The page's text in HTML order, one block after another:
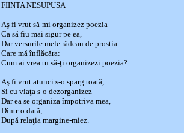
FIINTA NESUPUSA
Aş fi vrut să-mi organizez poezia
Ca să fiu mai sigur pe ea,
Dar versurile mele râdeau de prostia
Care mă înflăcăra:
Cum ai vrea tu să-ţi organizezi poezia?
Aş fi vrut atunci s-o sparg toată,
Si cu viaţa s-o dezorganizez
Dar ea se organiza împotriva mea,
Dintr-o dată,
După relaţia margine-miez.